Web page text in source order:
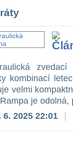
kombinací
velmi
je
6. 2025 22:01